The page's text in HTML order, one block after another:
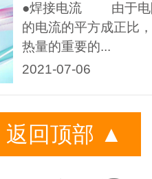
●焊接电流 由于电
的电流的平方成正比
热量的重要的...
2021-07-06
返回顶部 ▲